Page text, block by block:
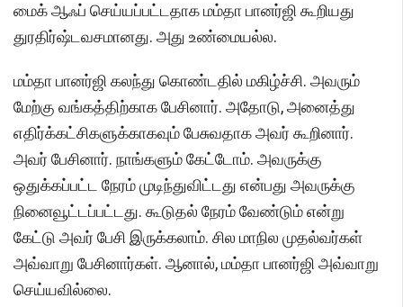
மைக் ஆஃப் செய்யப்பட்டதாக மம்தா பானர்ஜி கூறியது
துரதிர்ஷ்டவசமானது. அது உண்மையல்ல.
மம்தா பானர்ஜி கலந்து கொண்டதில் மகிழ்ச்சி. அவரும்
மேற்கு வங்கத்திற்காக பேசினார். அதோடு, அனைத்து
எதிர்க்கட்சிகளுக்காகவும் பேசுவதாக அவர் கூறினார்.
அவர் பேசினார். நாங்களும் கேட்டோம். அவருக்கு
ஒதுக்கப்பட்ட நேரம் முடிந்துவிட்டது என்பது அவருக்கு
நினைவூட்டப்பட்டது. கூடுதல் நேரம் வேண்டும் என்று
கேட்டு அவர் பேசி இருக்கலாம். சில மாநில முதல்வர்கள்
அவ்வாறு பேசினார்கள். ஆனால், மம்தா பானர்ஜி அவ்வாறு
செய்யவில்லை.